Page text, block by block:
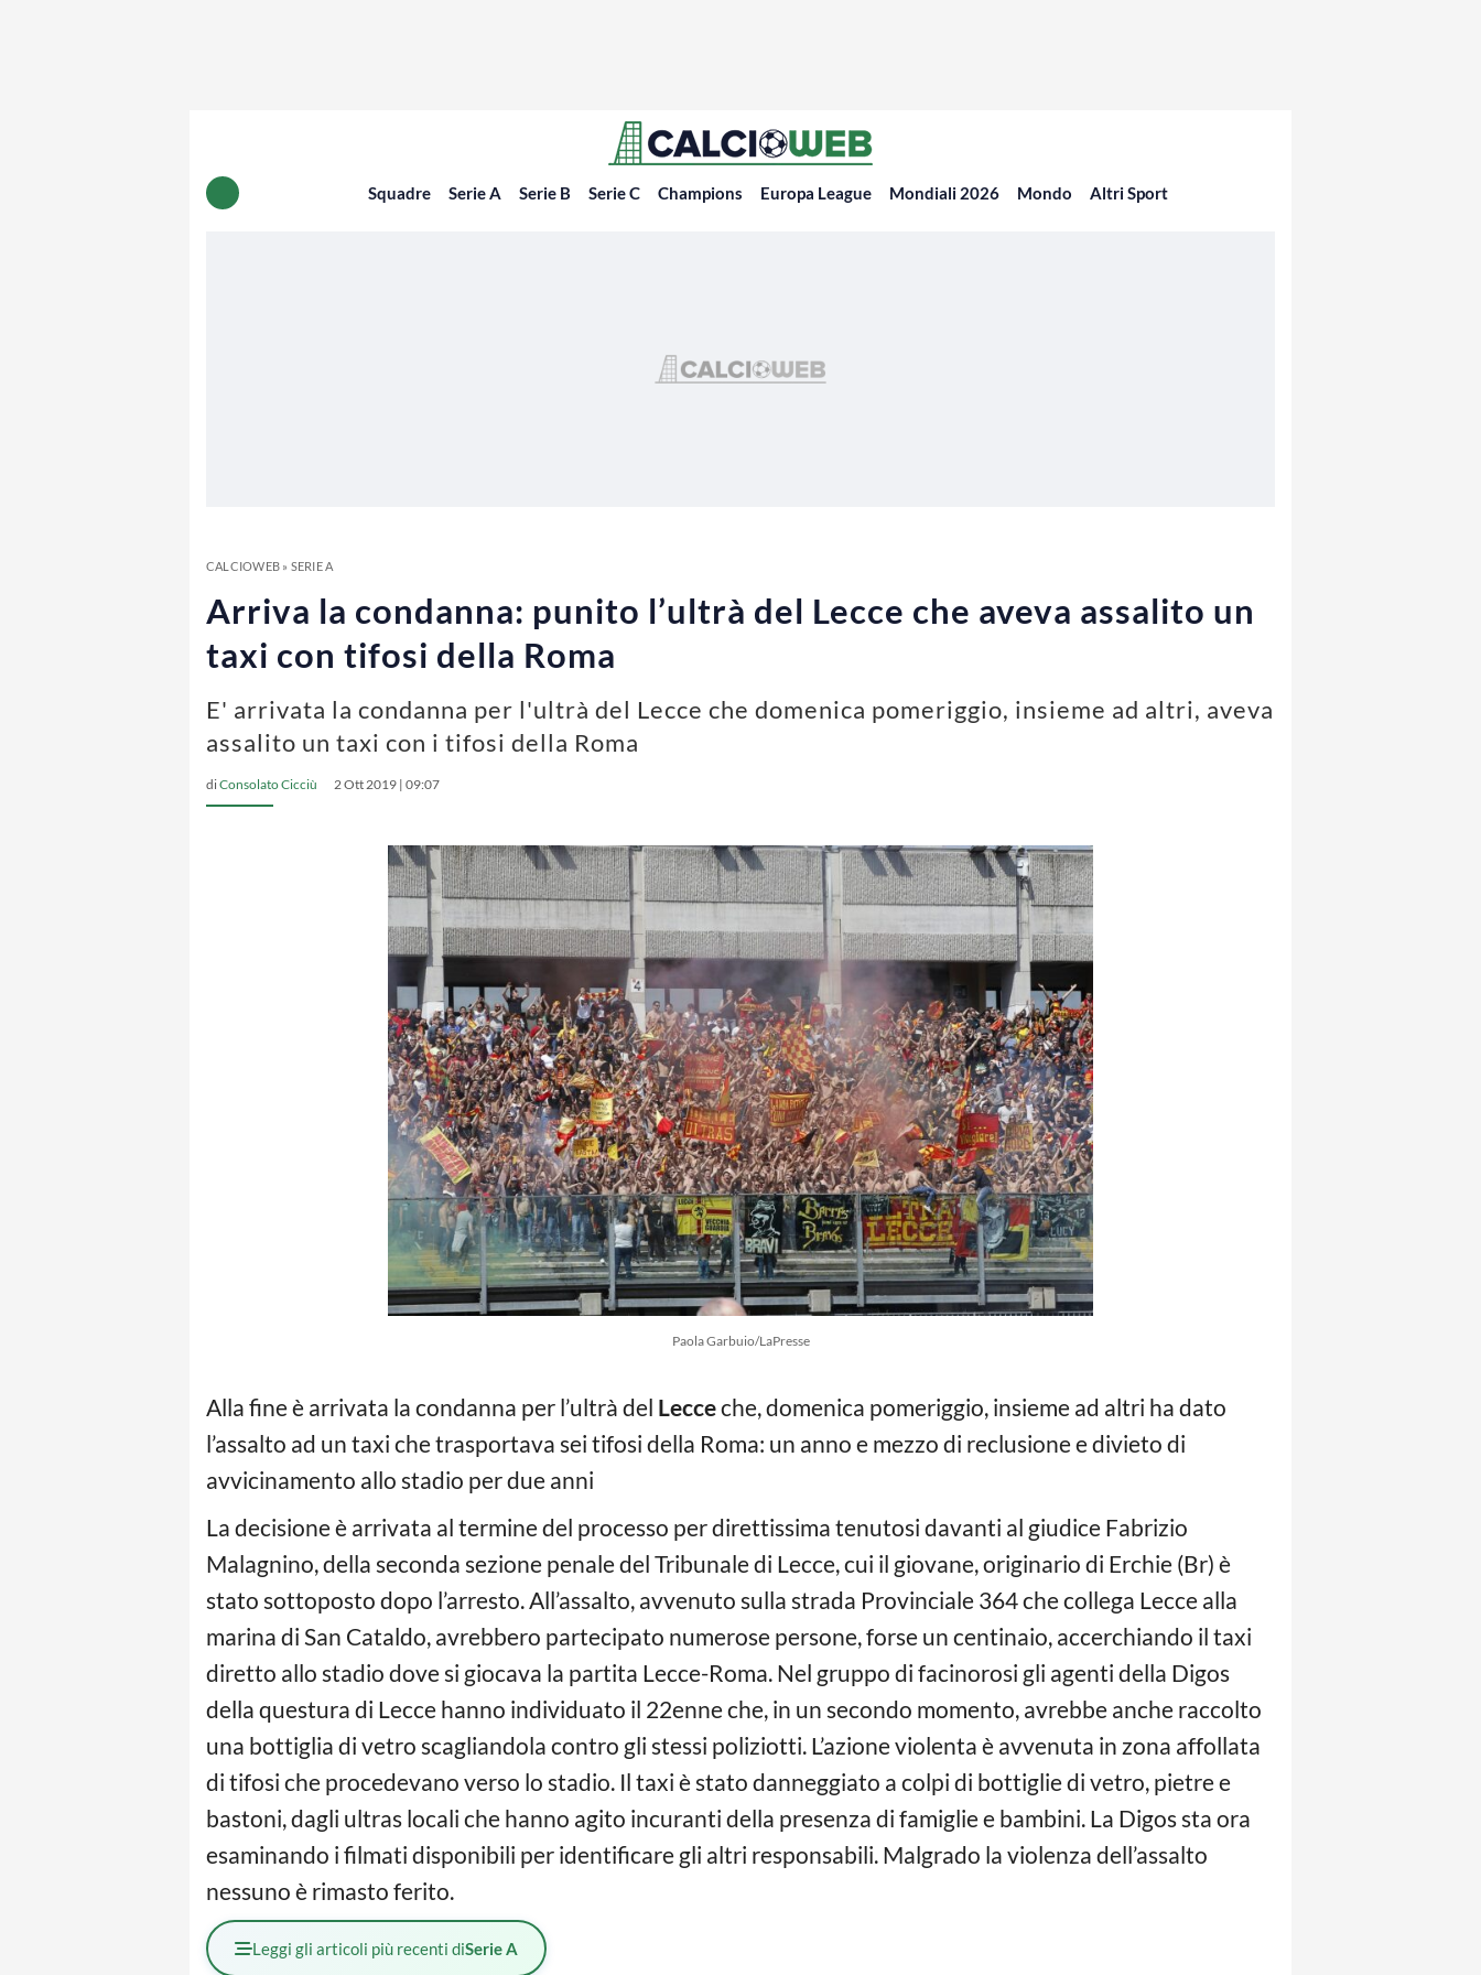
Squadre Serie A Serie B Serie C Champions Europa League Mondiali 2026 Mondo Altri Sport
CALCIOWEB» SERIE A
Arriva la condanna: punito l’ultrà del Lecce che aveva assalito un
taxi con tifosi della Roma
E' arrivata la condanna per l'ultrà del Lecce che domenica pomeriggio, insieme ad altri, aveva
assalito un taxi con i tifosi della Roma
diConsolato Cicciù 2 Ott 2019 | 09:07
Paola Garbuio/LaPresse
Alla fine è arrivata la condanna per l’ultrà del Lecceche, domenica pomeriggio, insieme ad altri ha dato
l’assalto ad un taxi che trasportava sei tifosi della Roma: un anno e mezzo di reclusione e divieto di
avvicinamento allo stadio per due anni
La decisione è arrivata al termine del processo per direttissima tenutosi davanti al giudice Fabrizio
Malagnino, della seconda sezione penale del Tribunale di Lecce, cui il giovane, originario di Erchie (Br) è
stato sottoposto dopo l’arresto. All’assalto, avvenuto sulla strada Provinciale 364 che collega Lecce alla
marina di San Cataldo, avrebbero partecipato numerose persone, forse un centinaio, accerchiando il taxi
diretto allo stadio dove si giocava la partita Lecce-Roma. Nel gruppo di facinorosi gli agenti della Digos
della questura di Lecce hanno individuato il 22enne che, in un secondo momento, avrebbe anche raccolto
una bottiglia di vetro scagliandola contro gli stessi poliziotti. L’azione violenta è avvenuta in zona affollata
di tifosi che procedevano verso lo stadio. Il taxi è stato danneggiato a colpi di bottiglie di vetro, pietre e
bastoni, dagli ultras locali che hanno agito incuranti della presenza di famiglie e bambini. La Digos sta ora
esaminando i filmati disponibili per identificare gli altri responsabili. Malgrado la violenza dell’assalto
nessuno è rimasto ferito.
Leggi gli articoli più recenti diSerie A